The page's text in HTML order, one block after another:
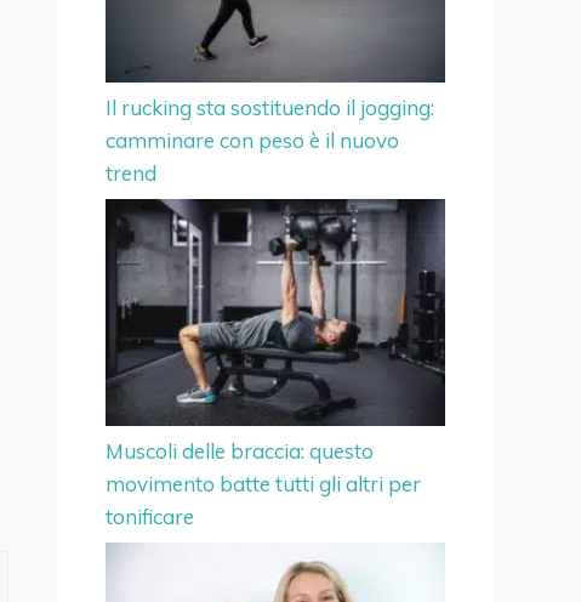
Il rucking sta sostituendo il jogging:
camminare con peso è il nuovo
trend
Muscoli delle braccia: questo
movimento batte tutti gli altri per
tonificare